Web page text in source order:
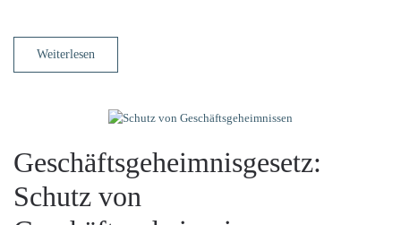
Weiterlesen
Geschäftsgeheimnisgesetz:
Schutz von